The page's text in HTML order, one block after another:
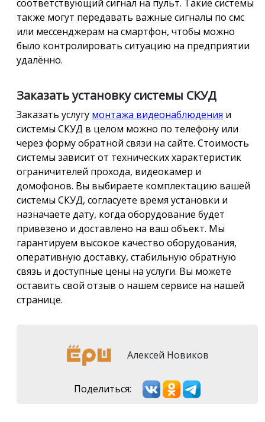
соответствующий сигнал на пульт. Такие системы
также могут передавать важные сигналы по смс
или мессенджерам на смартфон, чтобы можно
было контролировать ситуацию на предприятии
удалённо.
Заказать установку системы СКУД
Заказать услугу монтажа видеонаблюдения и
системы СКУД в целом можно по телефону или
через форму обратной связи на сайте. Стоимость
системы зависит от технических характеристик
ограничителей прохода, видеокамер и
домофонов. Вы выбираете комплектацию вашей
системы СКУД, согласуете время установки и
назначаете дату, когда оборудование будет
привезено и доставлено на ваш объект. Мы
гарантируем высокое качество оборудования,
оперативную доставку, стабильную обратную
связь и доступные цены на услуги. Вы можете
оставить свой отзыв о нашем сервисе на нашей
странице.
Алексей Новиков
Поделиться: